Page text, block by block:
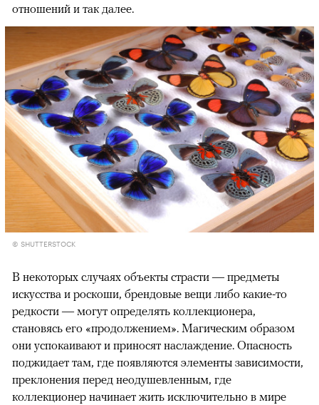
отношений и так далее.
© SHUTTERSTOCK
В некоторых случаях объекты страсти — предметы
искусства и роскоши, брендовые вещи либо какие-то
редкости — могут определять коллекционера,
становясь его «продолжением». Магическим образом
они успокаивают и приносят наслаждение. Опасность
поджидает там, где появляются элементы зависимости,
преклонения перед неодушевленным, где
коллекционер начинает жить исключительно в мире